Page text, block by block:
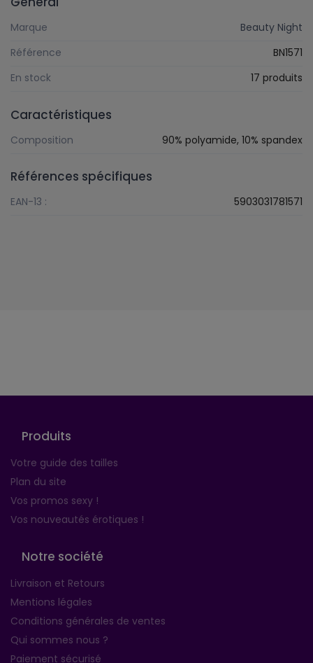
Marque
Beauty Night
Référence
BN1571
En stock
17 produits
Caractéristiques
Composition 90% polyamide, 10% spandex
Références spécifiques
EAN-13 : 5903031781571
Produits
Votre guide des tailles
Plan du site
Vos promos sexy !
Vos nouveautés érotiques !
Notre société
Livraison et Retours
Mentions légales
Conditions générales de ventes
Qui sommes nous ?
Paiement sécurisé